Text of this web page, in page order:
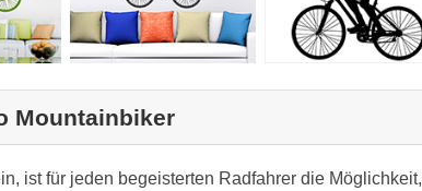
Mountainbiker
ist für jeden begeisterten Radfahrer die Möglichkeit,